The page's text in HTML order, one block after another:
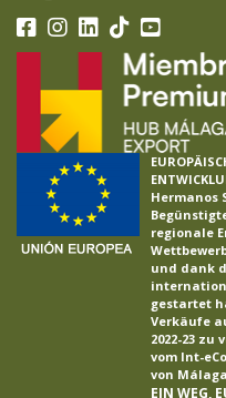
Hermanos
regionale
und dank
gestartet
Verkäufe
2022-23 zu
vom Int-
von
EIN WEG,